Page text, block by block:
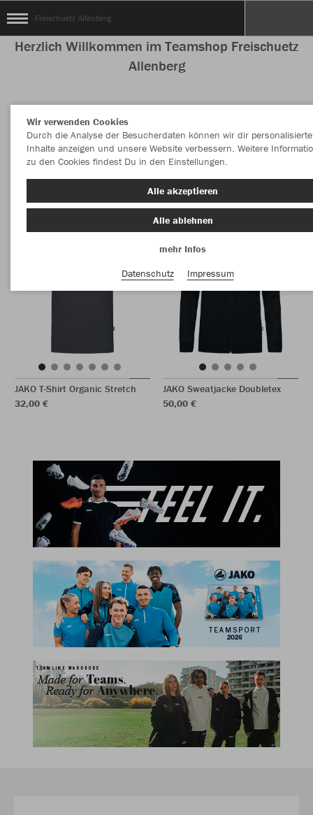
Freischuetz Allenberg
Herzlich Willkommen im Teamshop Freischuetz
Allenberg
Nachhaltig Farbe
JAKO T-Shirt Organic Stretch
32,00 €
JAKO Sweatjacke Doubletex
50,00 €
Wir verwenden Cookies
Durch die Analyse der Besucherdaten können wir dir personalisierte
Inhalte anzeigen und unsere Website verbessern. Weitere
zu den Cookies findest Du in den Einstellungen.
Alle akzeptieren
Alle ablehnen
mehr Infos
Datenschutz
Impressum